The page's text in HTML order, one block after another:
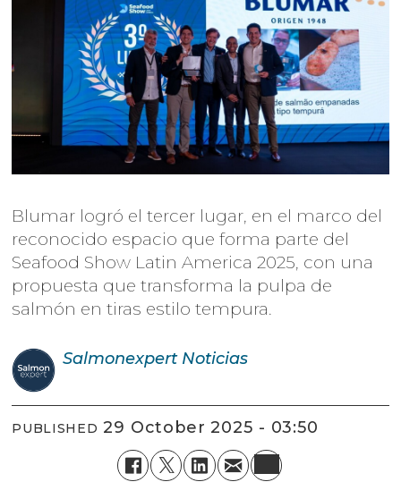
Blumar logró el tercer lugar, en el marco del
reconocido espacio que forma parte del
Seafood Show Latin America 2025, con una
propuesta que transforma la pulpa de
salmón en tiras estilo tempura.
Salmonexpert Noticias
PUBLISHED 29 October 2025 - 03:50